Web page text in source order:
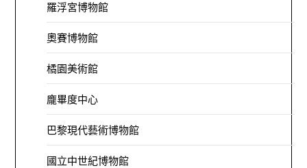
羅浮宮博物館
奧賽博物館
橘園美術館
龐畢度中心
巴黎現代藝術博物館
國立中世紀博物館